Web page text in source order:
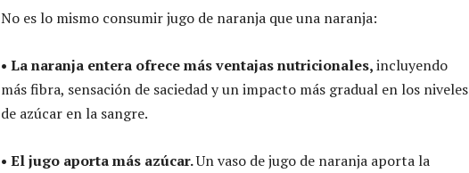
No es lo mismo consumir jugo de naranja que una naranja:
• La naranja entera ofrece más ventajas nutricionales,incluyendo
más fibra, sensación de saciedad y un impacto más gradual en los niveles
de azúcar en la sangre.
• El jugo aporta más azúcar.Un vaso de jugo de naranja aporta la